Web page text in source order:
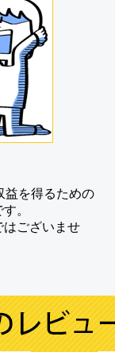
益を得るための
。
ございませ